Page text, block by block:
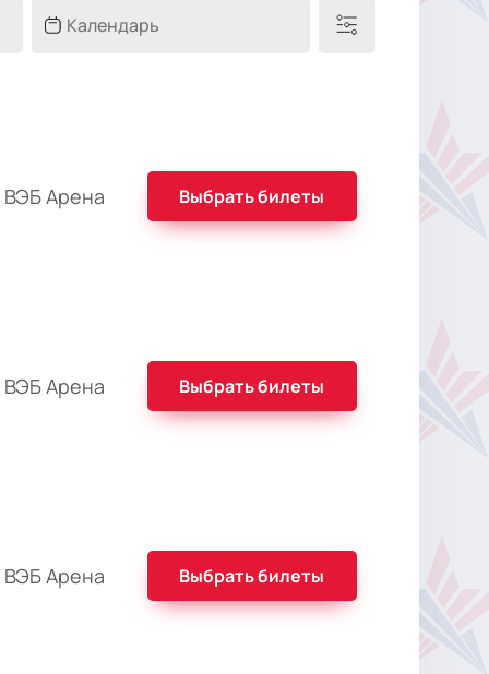
Арена Выбрать билеты
Арена Выбрать билеты
Арена Выбрать билеты